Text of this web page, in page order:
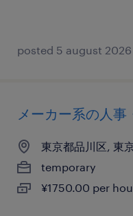
posted 5 august 2026
メーカー系の人事
東京都品川区, 東
temporary
¥1750.00 per